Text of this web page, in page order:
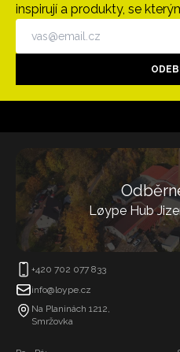
inspirují a produkty, se
Løype Hub
+420 702 077 833
info@loype.cz
Na Planinách 1212,
Smržovka